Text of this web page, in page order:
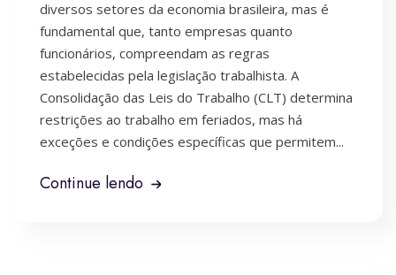
diversos setores da economia brasileira, mas é
fundamental que, tanto empresas quanto
funcionários, compreendam as regras
estabelecidas pela legislação trabalhista. A
Consolidação das Leis do Trabalho (CLT) determina
restrições ao trabalho em feriados, mas há
exceções e condições específicas que permitem...
Continue lendo